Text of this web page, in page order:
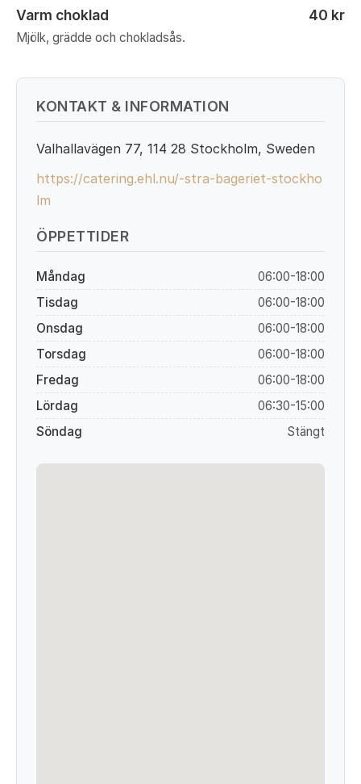
Varm choklad 40 kr
Mjölk, grädde och chokladsås.
KONTAKT & INFORMATION
Valhallavägen 77, 114 28 Stockholm, Sweden
https://catering.ehl.nu/-stra-bageriet-stockho
lm
ÖPPETTIDER
Måndag
06:00-18:00
Tisdag
06:00-18:00
Onsdag
06:00-18:00
Torsdag
06:00-18:00
Fredag
06:00-18:00
Lördag
06:30-15:00
Söndag
Stängt